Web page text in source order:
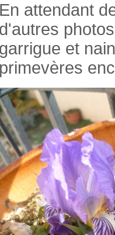
En attendant
d'autres
garrigue et
primevères